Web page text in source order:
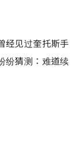
见过奎托斯手
纷猜测：难道续